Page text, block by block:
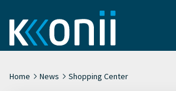
Home News Shopping Center